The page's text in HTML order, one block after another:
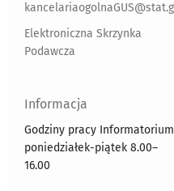
Elektroniczna Skrzynka
Podawcza
Informacja
Godziny pracy
poniedziałek-piątek 8.00–
16.00